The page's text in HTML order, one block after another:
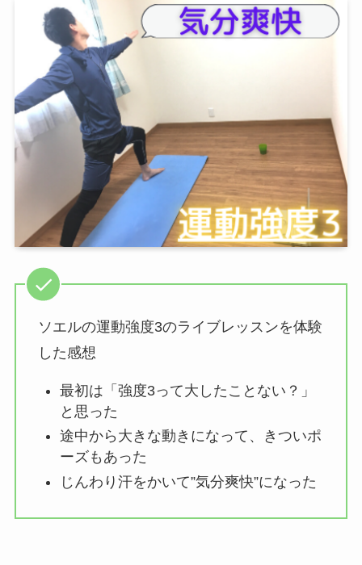
ソエルの運動強度3のライブレッスンを体験
した感想
最初は「強度3って大したことない？」
と思った
途中から大きな動きになって、きついポ
ーズもあった
じんわり汗をかいて”気分爽快”になった